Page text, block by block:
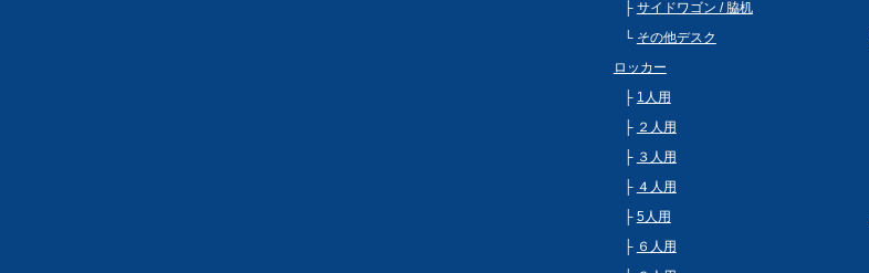
サイドワゴン / 脇机
その他デスク
ロッカー
1人用
２人用
３人用
４人用
5人用
６人用